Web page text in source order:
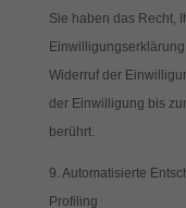
Sie haben das Recht,
Widerruf der
der Einwilligung bis
berührt.
9. Automatisierte
Profiling